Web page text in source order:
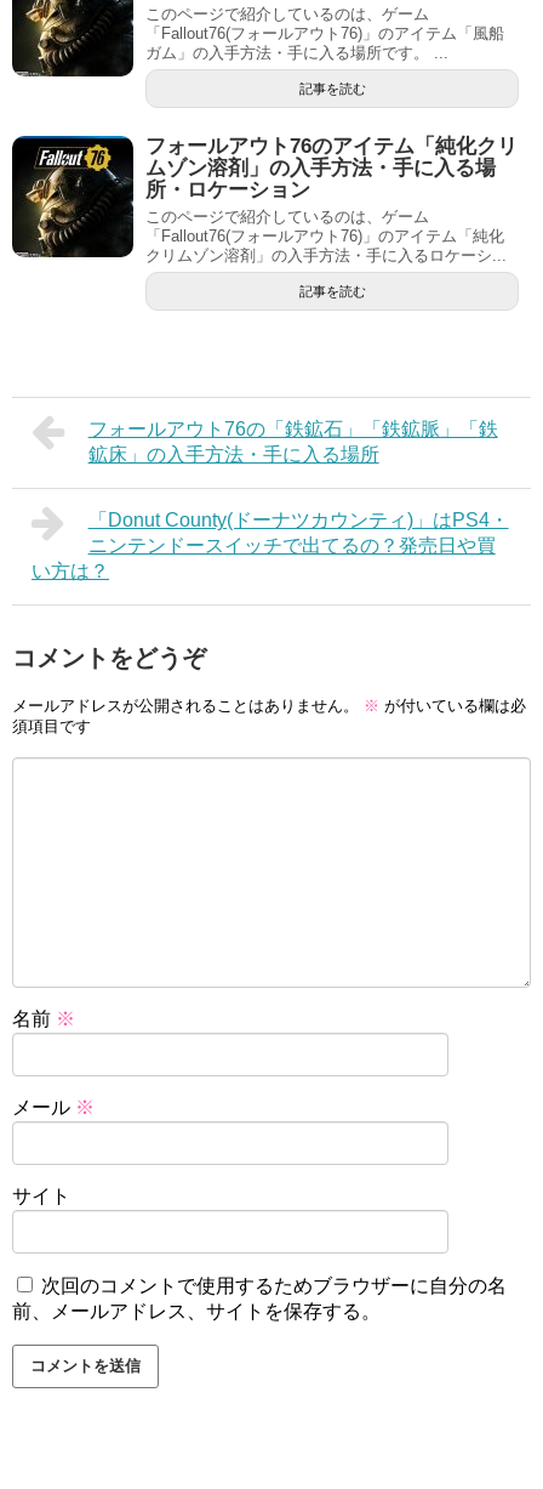
このページで紹介しているのは、ゲーム
「Fallout76(フォールアウト76)」のアイテム「風船
ガム」の入手方法・手に入る場所です。 ...
記事を読む
フォールアウト76のアイテム「純化クリ
ムゾン溶剤」の入手方法・手に入る場
所・ロケーション
このページで紹介しているのは、ゲーム
「Fallout76(フォールアウト76)」のアイテム「純化
クリムゾン溶剤」の入手方法・手に入るロケーシ...
記事を読む
フォールアウト76の「鉄鉱石」「鉄鉱脈」「鉄
鉱床」の入手方法・手に入る場所
「Donut County(ドーナツカウンティ)」はPS4・
ニンテンドースイッチで出てるの？発売日や買
い方は？
コメントをどうぞ
メールアドレスが公開されることはありません。 ※ が付いている欄は必
須項目です
名前 ※
メール ※
サイト
次回のコメントで使用するためブラウザーに自分の名
前、メールアドレス、サイトを保存する。